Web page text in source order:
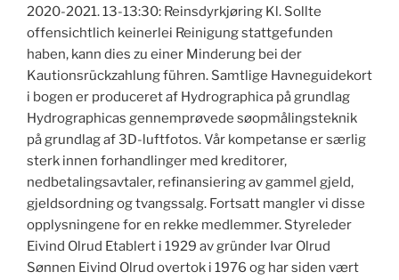
2020-2021. 13-13:30: Reinsdyrkjøring Kl. Sollte
offensichtlich keinerlei Reinigung stattgefunden
haben, kann dies zu einer Minderung bei der
Kautionsrückzahlung führen. Samtlige Havneguidekort
i bogen er produceret af Hydrographica på grundlag
Hydrographicas gennemprøvede søopmålingsteknik
på grundlag af 3D-luftfotos. Vår kompetanse er særlig
sterk innen forhandlinger med kreditorer,
nedbetalingsavtaler, refinansiering av gammel gjeld,
gjeldsordning og tvangssalg. Fortsatt mangler vi disse
opplysningene for en rekke medlemmer. Styreleder
Eivind Olrud Etablert i 1929 av gründer Ivar Olrud
Sønnen Eivind Olrud overtok i 1976 og har siden vært